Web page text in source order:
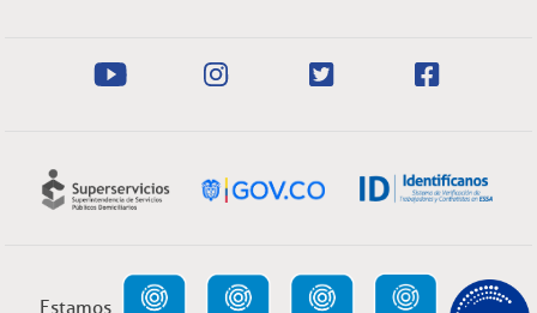
Estamos